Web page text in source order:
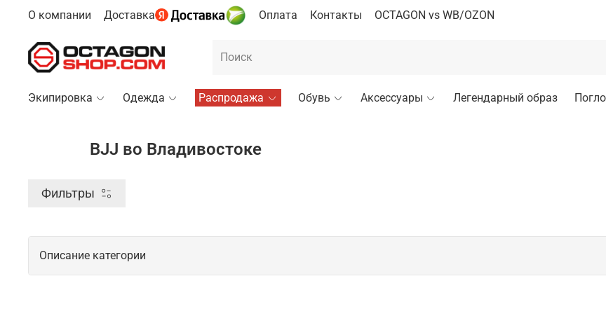
О компании Доставка Оплата Контакты OCTAGON vs WB/OZON
Экипировка Одежда Распродажа Обувь Аксессуары Легендарный образ
BJJ во Владивостоке
Фильтры
Описание категории